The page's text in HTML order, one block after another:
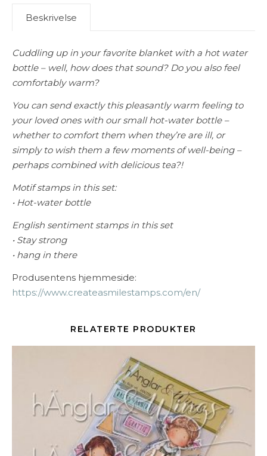
Beskrivelse
Cuddling up in your favorite blanket with a hot water
bottle – well, how does that sound? Do you also feel
comfortably warm?
You can send exactly this pleasantly warm feeling to
your loved ones with our small hot-water bottle –
whether to comfort them when they’re are ill, or
simply to wish them a few moments of well-being –
perhaps combined with delicious tea?!
Motif stamps in this set:
• Hot-water bottle
English sentiment stamps in this set
• Stay strong
• hang in there
Produsentens hjemmeside:
https://www.createasmilestamps.com/en/
RELATERTE PRODUKTER